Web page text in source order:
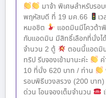
มาจ้า พิเศษสำหรับรอ
พฤหัสบดี ที่ 19 มค.66
เ
หมอชิต
แอดมินมีโควต้า
กับแอดมิน มีสิทธิ์เลือกที่นั่งไ
จำนวน 2 ตู้
ตอนนี้แอดมิ
ทริป รีบจองเข้ามานะค่ะ
10 ที่นั่ง 620 บาท / ท่าน
รอบพิธีบวงสรวง (200 บาท)
ด่วน โอนจองเต็มจำนวน